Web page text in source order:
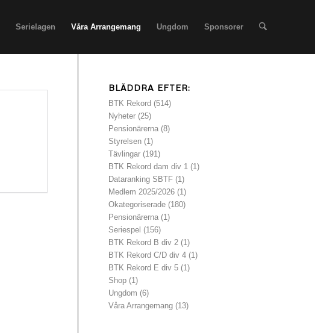
Serielagen Våra Arrangemang Ungdom Sponsorer
BLÄDDRA EFTER:
BTK Rekord (514)
Nyheter (25)
Pensionärerna (8)
Styrelsen (1)
Tävlingar (191)
BTK Rekord dam div 1 (1)
Dataranking SBTF (1)
Medlem 2025/2026 (1)
Okategoriserade (180)
Pensionärerna (1)
Seriespel (156)
BTK Rekord B div 2 (1)
BTK Rekord C/D div 4 (1)
BTK Rekord E div 5 (1)
Shop (1)
Ungdom (6)
Våra Arrangemang (13)